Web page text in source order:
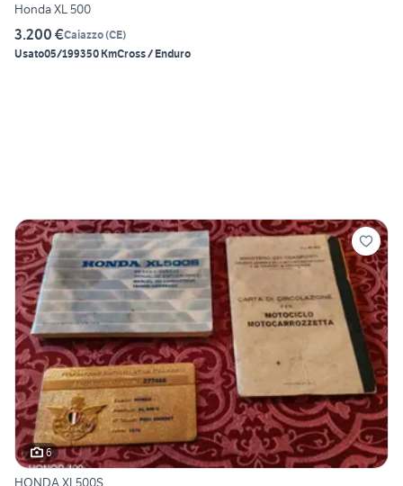
Honda XL 500
3.200 €Caiazzo(CE)
Usato05/199350 KmCross / Enduro
6
HONDA XL500S